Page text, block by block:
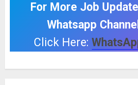
For More Job
Whatsapp
Click Here: